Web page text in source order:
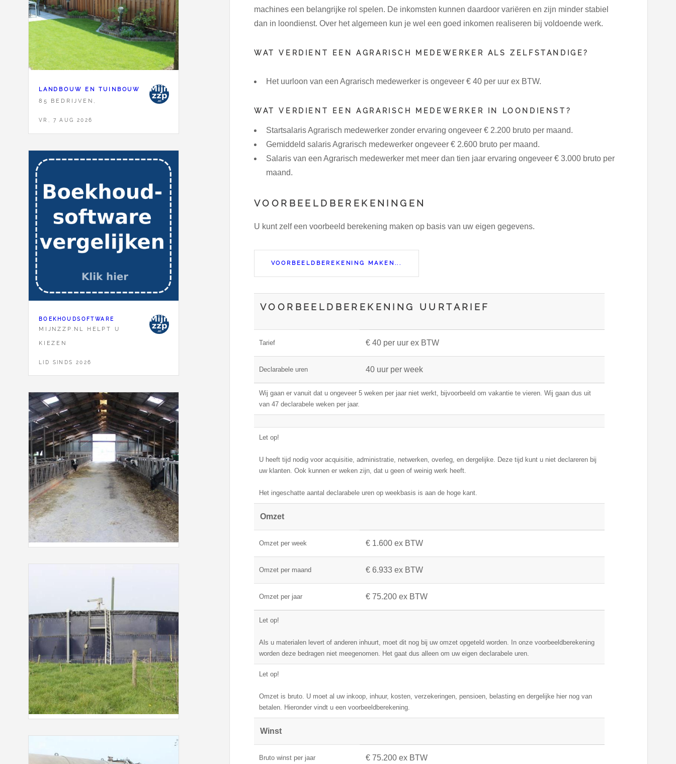
LANDBOUW EN TUINBOUW
85 BEDRIJVEN,
VR, 7 AUG 2026
BOEKHOUDSOFTWARE
MIJNZZP.NL HELPT U
KIEZEN
LID SINDS 2026
machines een belangrijke rol spelen. De inkomsten kunnen daardoor variëren en zijn minder stabiel
dan in loondienst. Over het algemeen kun je wel een goed inkomen realiseren bij voldoende werk.
WAT VERDIENT EEN AGRARISCH MEDEWERKER ALS ZELFSTANDIGE?
Het uurloon van een Agrarisch medewerker is ongeveer € 40 per uur ex BTW.
WAT VERDIENT EEN AGRARISCH MEDEWERKER IN LOONDIENST?
Startsalaris Agrarisch medewerker zonder ervaring ongeveer € 2.200 bruto per maand.
Gemiddeld salaris Agrarisch medewerker ongeveer € 2.600 bruto per maand.
Salaris van een Agrarisch medewerker met meer dan tien jaar ervaring ongeveer € 3.000 bruto per
maand.
VOORBEELDBEREKENINGEN
U kunt zelf een voorbeeld berekening maken op basis van uw eigen gegevens.
VOORBEELDBEREKENING MAKEN...
VOORBEELDBEREKENING UURTARIEF
Tarief € 40 per uur ex BTW
Declarabele uren 40 uur per week
Wij gaan er vanuit dat u ongeveer 5 weken per jaar niet werkt, bijvoorbeeld om vakantie te vieren. Wij gaan dus uit
van 47 declarabele weken per jaar.
Let op!
U heeft tijd nodig voor acquisitie, administratie, netwerken, overleg, en dergelijke. Deze tijd kunt u niet declareren bij
uw klanten. Ook kunnen er weken zijn, dat u geen of weinig werk heeft.
Het ingeschatte aantal declarabele uren op weekbasis is aan de hoge kant.
Omzet
Omzet per week € 1.600 ex BTW
Omzet per maand € 6.933 ex BTW
Omzet per jaar € 75.200 ex BTW
Let op!
Als u materialen levert of anderen inhuurt, moet dit nog bij uw omzet opgeteld worden. In onze voorbeeldberekening
worden deze bedragen niet meegenomen. Het gaat dus alleen om uw eigen declarabele uren.
Let op!
Omzet is bruto. U moet al uw inkoop, inhuur, kosten, verzekeringen, pensioen, belasting en dergelijke hier nog van
betalen. Hieronder vindt u een voorbeeldberekening.
Winst
Bruto winst per jaar € 75.200 ex BTW